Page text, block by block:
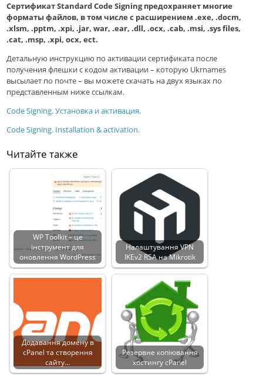
Сертификат Standard Code Signing предохраняет многие
форматы файлов, в том числе с расширением .exe, .docm,
.xlsm, .pptm, .xpi, .jar, war, .ear, .dll, .ocx, .cab, .msi, .sys files,
.cat, .msp, .xpi, ocx, ect.
Детальную инструкцию по активации сертификата после
получения флешки с кодом активации – которую Ukrnames
высылает по почте – вы можете скачать на двух языках по
представленным ниже ссылкам.
Code Signing. Установка и активация.
Code Signing. Installation & activation.
Читайте также
WP Toolkit – це
інструмент для
оновлення WordPress
Налаштування VPN
IKEv2 RSA на Mikrotik
Додавання домену в
cPanel та створення
сайту…
Резервне копіювання
хостингу cPanel